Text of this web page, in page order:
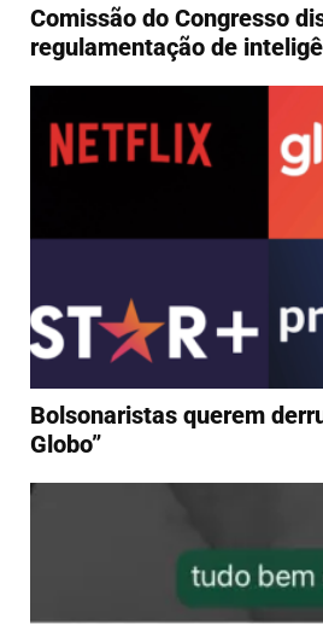
Comissão do Congresso
regulamentação de
Bolsonaristas querem
Globo”